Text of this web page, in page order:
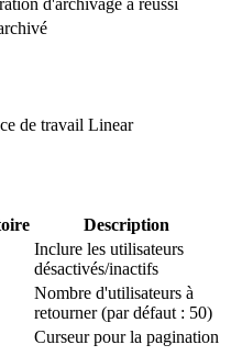
d'archivage a réussi
de travail Linear
Description
Inclure les utilisateurs
désactivés/inactifs
Nombre d'utilisateurs à
retourner (par défaut : 50)
Curseur pour la pagination